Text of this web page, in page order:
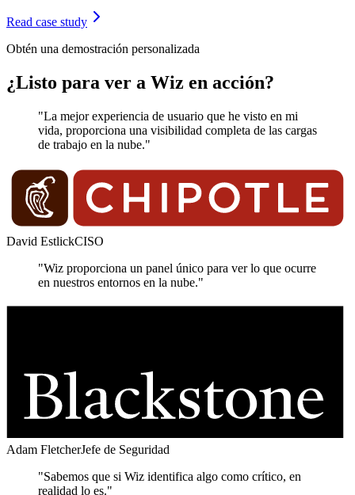
Read case study
Obtén una demostración personalizada
¿Listo para ver a Wiz en acción?
"La mejor experiencia de usuario que he visto en mi
vida, proporciona una visibilidad completa de las cargas
de trabajo en la nube."
David EstlickCISO
"Wiz proporciona un panel único para ver lo que ocurre
en nuestros entornos en la nube."
Adam FletcherJefe de Seguridad
"Sabemos que si Wiz identifica algo como crítico, en
realidad lo es."